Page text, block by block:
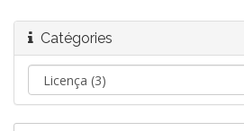
Catégories